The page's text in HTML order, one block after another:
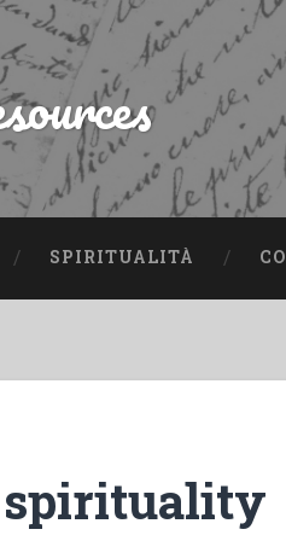
SPIRITUALITÀ
spirituality